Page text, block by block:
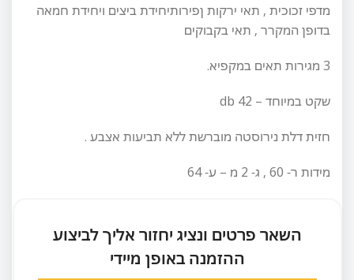
מדפי זכוכית , תאי ירקות ןפירותיחידת ביצים ויחידת חמאה
בדופן המקרר , תאי בקבוקים
3 מגירות תאים במקפיא.
שקט במיוחד – 42 db
חזית דלת נירוסטה מוברשת ללא תביעות אצבע .
מידות ר- 60 , ג- 2 מ – ע- 64
השאר פרטים ונציג יחזור אליך לביצוע
ההזמנה באופן מיידי